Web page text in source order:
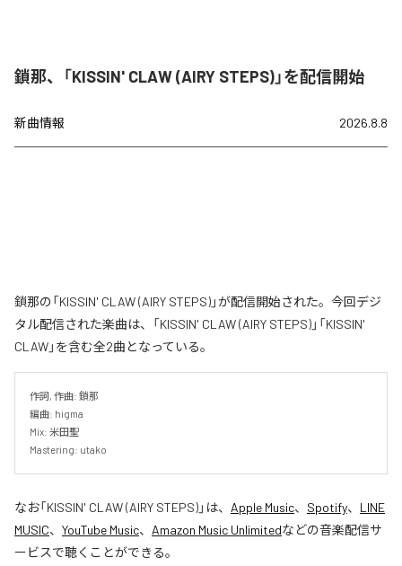
鎖那、「KISSIN' CLAW (AIRY STEPS)」を配信開始
新曲情報 2026.8.8
鎖那の「KISSIN' CLAW (AIRY STEPS)」が配信開始された。今回デジ
タル配信された楽曲は、「KISSIN' CLAW (AIRY STEPS)」「KISSIN'
CLAW」を含む全2曲となっている。
作詞, 作曲: 鎖那
編曲: higma
Mix: 米田聖
Mastering: utako
なお「KISSIN' CLAW (AIRY STEPS)」は、 Apple Music、 Spotify、 LINE
MUSIC、 YouTube Music、 Amazon Music Unlimitedなどの音楽配信サ
ービスで聴くことができる。